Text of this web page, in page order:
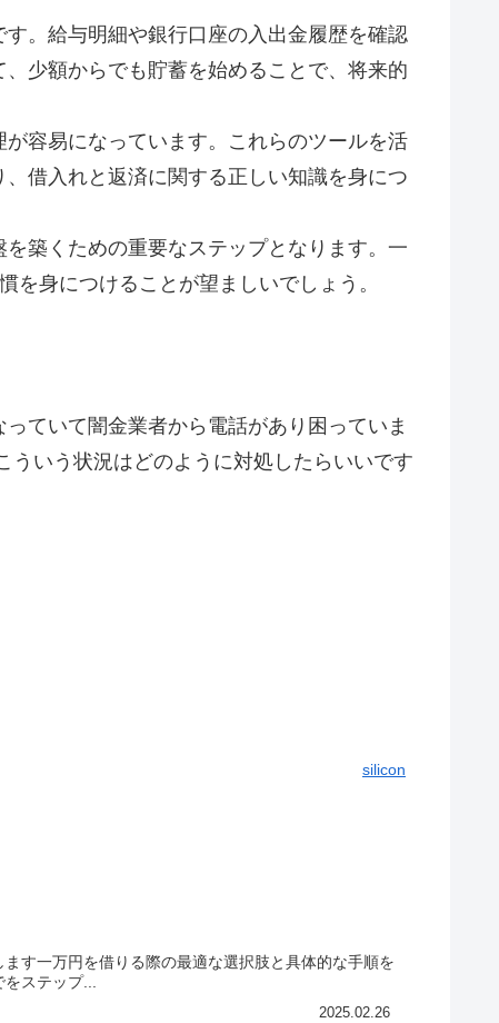
。給与明細や銀行口座の入出金履歴を確認
少額からでも貯蓄を始めることで、将来的
容易になっています。これらのツールを活
借入れと返済に関する正しい知識を身につ
築くための重要なステップとなります。一
身につけることが望ましいでしょう。
ていて闇金業者から電話があり困っていま
いう状況はどのように対処したらいいです
silicon
す一万円を借りる際の最適な選択肢と具体的な手順を
ステップ...
2025.02.26